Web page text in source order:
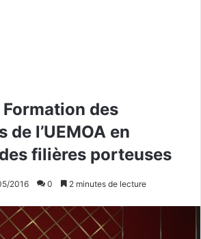
des
de l’UEMOA en
filières porteuses
2016 0 2 minutes de lecture